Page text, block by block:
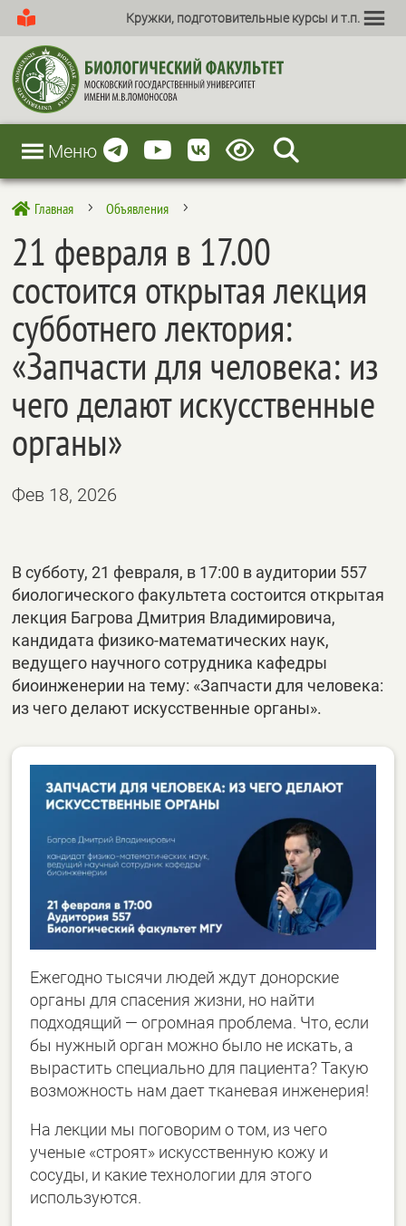
Кружки, подготовительные курсы и т.п.
Меню
 Главная 5 Объявления 5
21 февраля в 17.00
состоится открытая лекция
субботнего лектория:
«Запчасти для человека: из
чего делают искусственные
органы»
Фев 18, 2026
В субботу, 21 февраля, в 17:00 в аудитории 557
биологического факультета состоится открытая
лекция Багрова Дмитрия Владимировича,
кандидата физико-математических наук,
ведущего научного сотрудника кафедры
биоинженерии на тему: «Запчасти для человека:
из чего делают искусственные органы».
Ежегодно тысячи людей ждут донорские
органы для спасения жизни, но найти
подходящий — огромная проблема. Что, если
бы нужный орган можно было не искать, а
вырастить специально для пациента? Такую
возможность нам дает тканевая инженерия!
На лекции мы поговорим о том, из чего
ученые «строят» искусственную кожу и
сосуды, и какие технологии для этого
используются.